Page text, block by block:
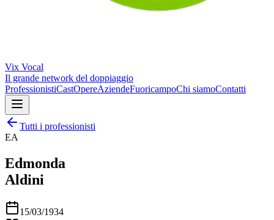
Vix Vocal
Il grande network del doppiaggio
ProfessionistiCastOpereAziendeFuoricampoChi siamoContatti
Tutti i professionisti
EA
Edmonda
Aldini
15/03/1934